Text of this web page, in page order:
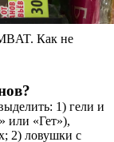
Как не
1) гели и
или «Гет»),
2) ловушки с